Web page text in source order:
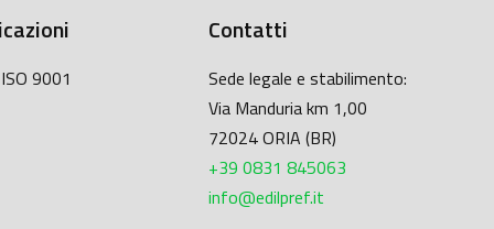
9001
Contatti
Sede legale e stabilimento:
Via Manduria km 1,00
72024 ORIA (BR)
+39 0831 845063
info@edilpref.it